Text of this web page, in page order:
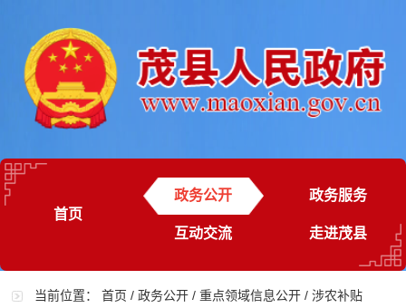
首页
政务公开 政务服务
互动交流 走进茂县
当前位置：首页 /政务公开 /重点领域信息公开 /涉农补贴